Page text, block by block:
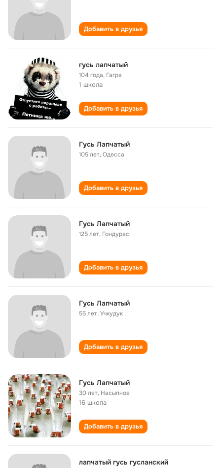
Добавить в друзья
гусь лапчатый
104 года, Гагра
1 школа
Добавить в друзья
Гусь Лапчатый
105 лет,Одесса
Добавить в друзья
Гусь Лапчатый
125 лет, Гондурас
Добавить в друзья
Гусь Лапчатый
55 лет,Учкудук
Добавить в друзья
Гусь Лапчатый
30 лет, Насыпное
16 школа
Добавить в друзья
лапчатый гусь гусланский